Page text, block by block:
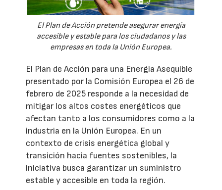
El Plan de Acción pretende asegurar energía
accesible y estable para los ciudadanos y las
empresas en toda la Unión Europea.
El Plan de Acción para una Energía Asequible
presentado por la Comisión Europea el 26 de
febrero de 2025 responde a la necesidad de
mitigar los altos costes energéticos que
afectan tanto a los consumidores como a la
industria en la Unión Europea. En un
contexto de crisis energética global y
transición hacia fuentes sostenibles, la
iniciativa busca garantizar un suministro
estable y accesible en toda la región.